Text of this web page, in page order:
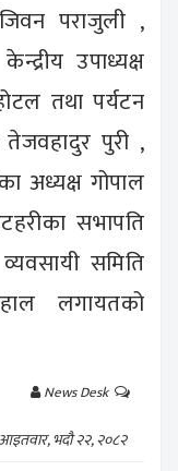
पराजुली ,
उपाध्यक्ष
तथा पर्यटन
पुरी ,
अध्यक्ष गोपाल
सभापति
समिति
लगायतको
News Desk
भदौ २२, २०८२